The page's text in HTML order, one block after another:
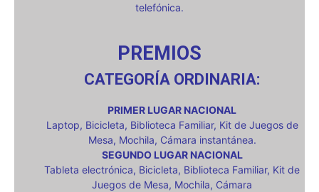
telefónica.
PREMIOS
CATEGORÍA ORDINARIA:
PRIMER LUGAR NACIONAL
Laptop, Bicicleta, Biblioteca Familiar, Kit de Juegos de
Mesa, Mochila, Cámara instantánea.
SEGUNDO LUGAR NACIONAL
Tableta electrónica, Bicicleta, Biblioteca Familiar, Kit de
Juegos de Mesa, Mochila, Cámara